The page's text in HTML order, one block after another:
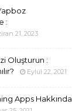
:
21, 2023
Oluşturun :
Eylül 22, 2021
Apps Hakkında